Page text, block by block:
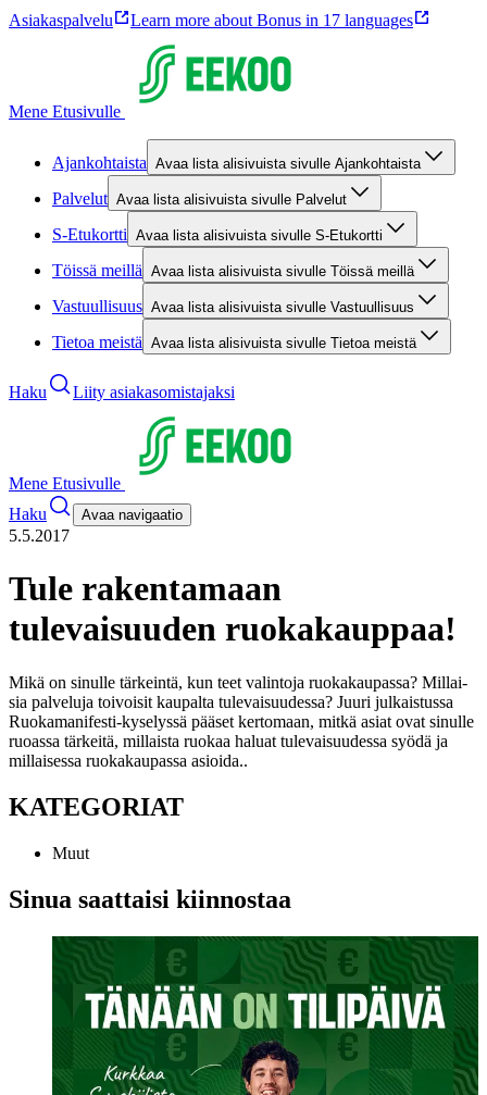
Asiakaspalvelu Learn more about Bonus in 17 languages
Mene Etusivulle
Ajankohtaista Avaa lista alisivuista sivulle Ajankohtaista
Palvelut Avaa lista alisivuista sivulle Palvelut
S-Etukortti Avaa lista alisivuista sivulle S-Etukortti
Töissä meillä Avaa lista alisivuista sivulle Töissä meillä
Vastuullisuus Avaa lista alisivuista sivulle Vastuullisuus
Tietoa meistä Avaa lista alisivuista sivulle Tietoa meistä
Haku Liity asiakasomistajaksi
Mene Etusivulle
Haku
Avaa navigaatio
5.5.2017
Tule rakentamaan
tulevaisuuden ruokakauppaa!
Mikä on si­nul­le tärkeintä, kun teet va­lin­to­ja ruo­ka­kau­pas­sa? Mil­lai­
sia pal­ve­lu­ja toi­voi­sit kau­pal­ta tu­le­vai­suu­des­sa? Juuri julkaistussa
Ruo­ka­ma­ni­fes­ti-ky­se­lyssä pääset ker­to­maan, mitkä asiat ovat si­nul­le
ruo­as­sa tärkeitä, mil­lais­ta ruo­kaa ha­luat tu­le­vai­suu­des­sa syödä ja
mil­lai­ses­sa ruo­ka­kau­pas­sa asioi­da..
KATEGORIAT
Muut
Sinua saattaisi kiinnostaa